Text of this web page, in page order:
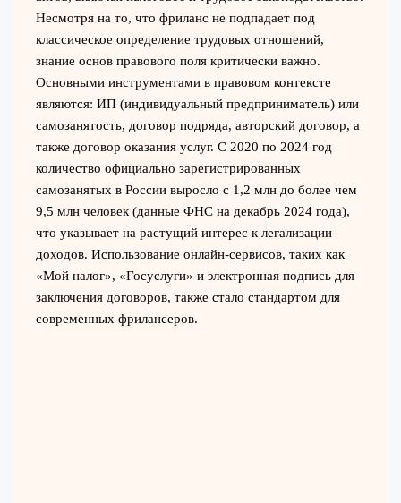
Несмотря на то, что фриланс не подпадает под
классическое определение трудовых отношений,
знание основ правового поля критически важно.
Основными инструментами в правовом контексте
являются: ИП (индивидуальный предприниматель) или
самозанятость, договор подряда, авторский договор, а
также договор оказания услуг. С 2020 по 2024 год
количество официально зарегистрированных
самозанятых в России выросло с 1,2 млн до более чем
9,5 млн человек (данные ФНС на декабрь 2024 года),
что указывает на растущий интерес к легализации
доходов. Использование онлайн-сервисов, таких как
«Мой налог», «Госуслуги» и электронная подпись для
заключения договоров, также стало стандартом для
современных фрилансеров.